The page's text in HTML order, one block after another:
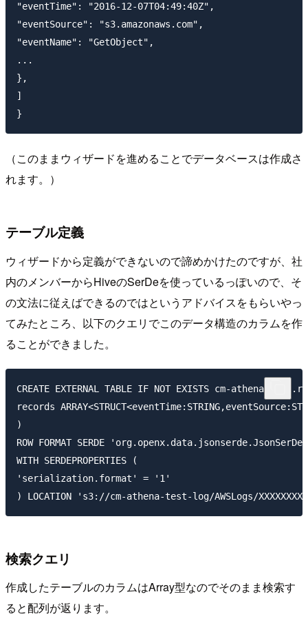
"eventTime": "2016-12-07T04:49:40Z",
"eventSource": "s3.amazonaws.com",
"eventName": "GetObject",
...
},
]
（このままウィザードを進めることでデータベースは作成さ
れます。）
テーブル定義
ウィザードから定義ができないので諦めかけたのですが、社
内のメンバーからHiveのSerDeを使っているっぽいので、そ
の文法に従えばできるのではというアドバイスをもらいやっ
てみたところ、以下のクエリでこのデータ構造のカラムを作
ることができました。
CREATE EXTERNAL TABLE IF NOT EXISTS cm-athena-
records
)
ROW FORMAT SERDE 'org.openx.data.jsonserde.JsonSerDe'
WITH SERDEPROPERTIES (
'serialization.format' = '1'
検索クエリ
作成したテーブルのカラムはArray型なのでそのまま検索す
ると配列が返ります。